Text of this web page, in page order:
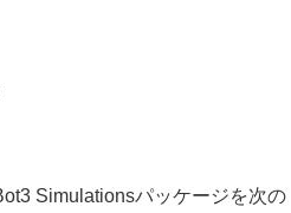
Simulationsパッケージを次の